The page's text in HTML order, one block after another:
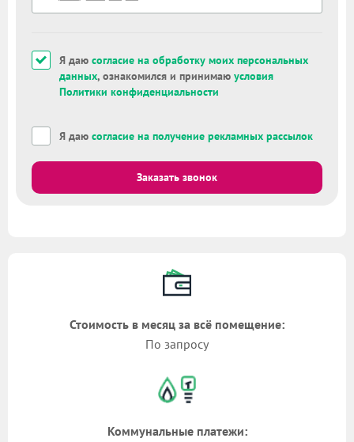
Я даю согласие на обработку моих персональных
данных, ознакомился и принимаю условия
Политики конфиденциальности
Я даю согласие на получение рекламных рассылок
Заказать звонок
Стоимость в месяц за всё помещение:
По запросу
Коммунальные платежи: